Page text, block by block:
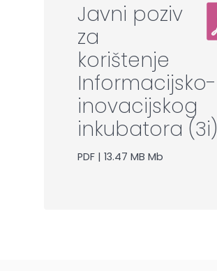
Javni poziv
za
korištenje
Informacijsko-
inovacijskog
inkubatora (3i)
PDF | 13.47 MB Mb